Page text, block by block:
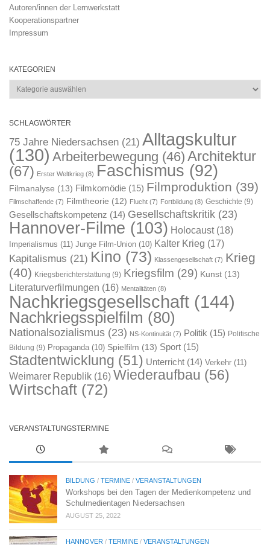
Autoren/innen der Lernwerkstatt
Kooperationspartner
Impressum
KATEGORIEN
Kategorien
SCHLAGWÖRTER
75 Jahre Niedersachsen (21) Alltagskultur
(130) Arbeiterbewegung (46) Architektur
(67) Erster Weltkrieg (8) Faschismus (92)
Filmanalyse (13) Filmkomödie (15) Filmproduktion (39)
Filmschaffende (7) Filmtheorie (12) Flucht (7) Fortbildung (8) Geschichte (9)
Gesellschaftskompetenz (14) Gesellschaftskritik (23)
Hannover-Filme (103) Holocaust(18)
Imperialismus (11) Junge Film-Union (10) Kalter Krieg (17)
Kapitalismus (21) Kino (73) Klassengesellschaft (7) Krieg
(40) Kriegsberichterstattung (9) Kriegsfilm (29) Kunst (13)
Literaturverfilmungen (16) Mentalitäten (8)
Nachkriegsgesellschaft (144)
Nachkriegsspielfilm (80)
Nationalsozialismus (23) NS-Kontinuität (7) Politik (15) Politische
Bildung (9) Propaganda (10) Spielfilm (13) Sport (15)
Stadtentwicklung (51) Unterricht (14) Verkehr (11)
Weimarer Republik (16) Wiederaufbau (56)
Wirtschaft (72)
VERANSTALTUNGSTERMINE
BILDUNG / TERMINE / VERANSTALTUNGEN
Workshops bei den Tagen der Medienkompetenz und
Schulmedientagen Niedersachsen
AUGUST 25, 2022
HANNOVER / TERMINE / VERANSTALTUNGEN